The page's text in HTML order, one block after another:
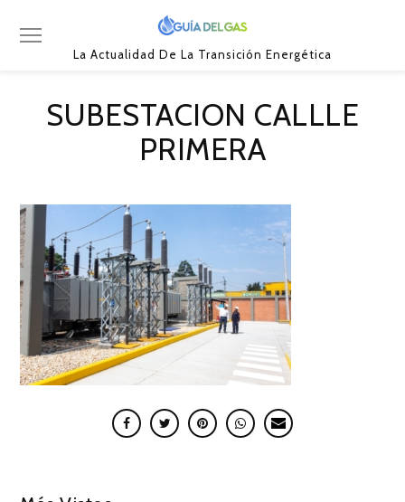
La Actualidad De La Transición Energética
SUBESTACION CALLLE
PRIMERA